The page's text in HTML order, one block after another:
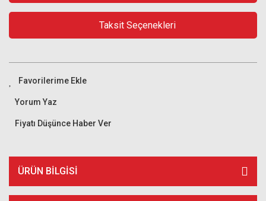
Taksit Seçenekleri
Yorum Yaz
Fiyatı Düşünce Haber Ver
ÜRÜN BILGISI